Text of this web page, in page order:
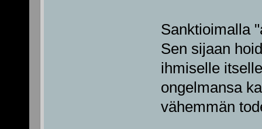
Sanktioimalla
Sen sijaan
ihmiselle
ongelmansa
vähemmän